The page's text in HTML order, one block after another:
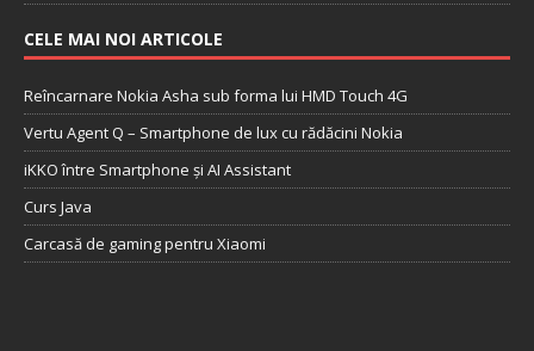
CELE MAI NOI ARTICOLE
Reîncarnare Nokia Asha sub forma lui HMD Touch 4G
Vertu Agent Q – Smartphone de lux cu rădăcini Nokia
iKKO între Smartphone și AI Assistant
Curs Java
Carcasă de gaming pentru Xiaomi